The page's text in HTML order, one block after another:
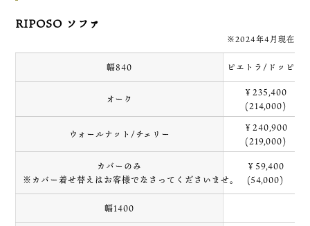
RIPOSO ソファ
※2024年4月現在
幅840 ピエトラ/ドッピオ
オーク
￥235,400
(214,000)
ウォールナット/チェリー
￥240,900
(219,000)
カバーのみ
※カバー着せ替えはお客様でなさってくださいませ。
￥59,400
(54,000)
幅1400